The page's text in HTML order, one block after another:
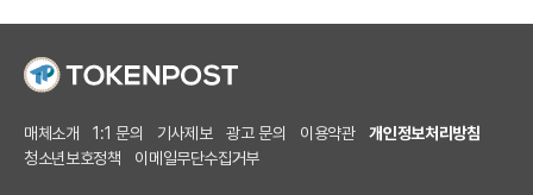
매체소개 1:1 문의 기사제보 광고 문의 이용약관
개인정보처리방침
청소년보호정책
이메일무단수집거부